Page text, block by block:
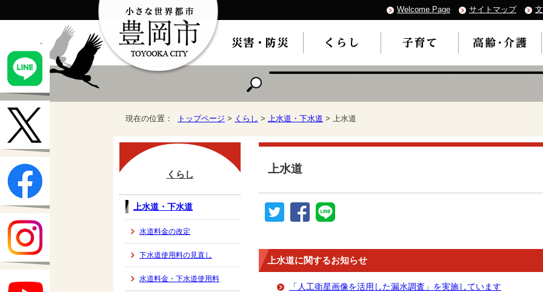
Welcome Page サイトマップ
現在の位置： トップページ > くらし > 上水道・下水道 > 上水道
上水道
上水道に関するお知らせ
「人工衛星画像を活用した漏水調査」を実施しています
くらし
上水道・下水道
水道料金の改定
下水道使用料の見直し
水道料金・下水道使用料